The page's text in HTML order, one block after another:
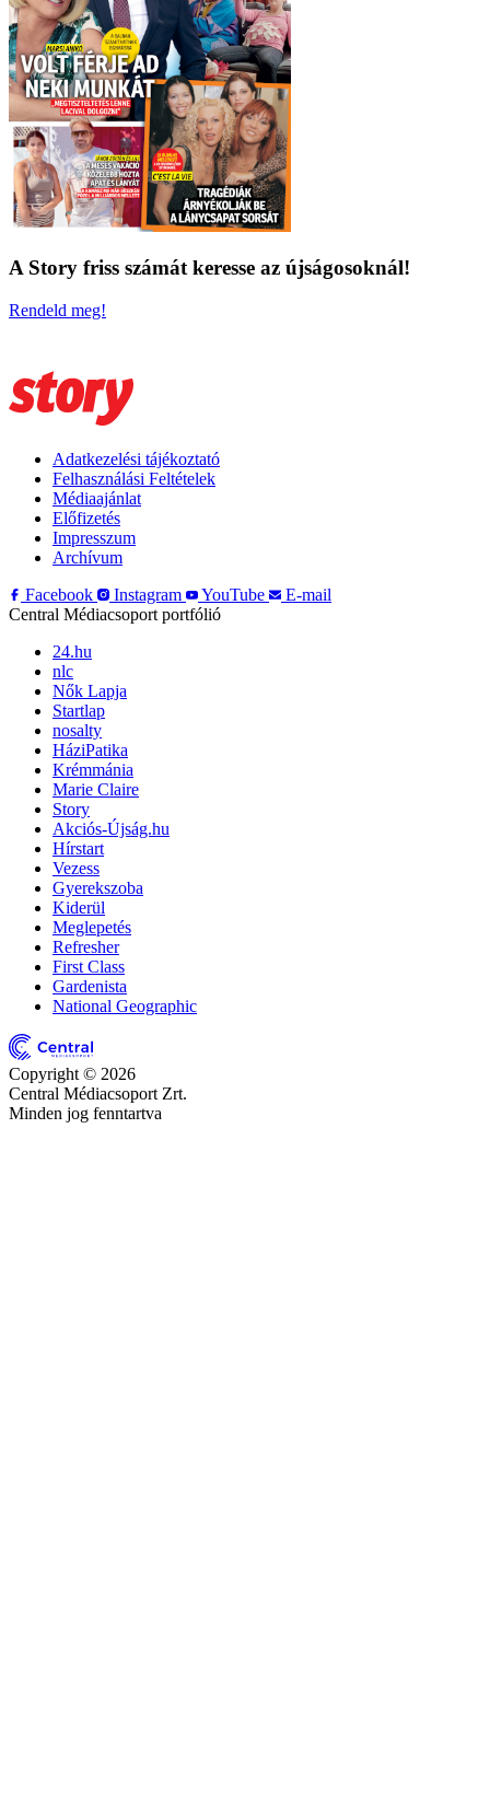
A Story friss számát keresse az újságosoknál!
Rendeld meg!
Adatkezelési tájékoztató
Felhasználási Feltételek
Médiaajánlat
Előfizetés
Impresszum
Archívum
Facebook
Instagram YouTube
E-mail
Central Médiacsoport portfólió
24.hu
nlc
Nők Lapja
Startlap
nosalty
HáziPatika
Krémmánia
Marie Claire
Story
Akciós-Újság.hu
Hírstart
Vezess
Gyerekszoba
Kiderül
Meglepetés
Refresher
First Class
Gardenista
National Geographic
Copyright © 2026
Central Médiacsoport Zrt.
Minden jog fenntartva